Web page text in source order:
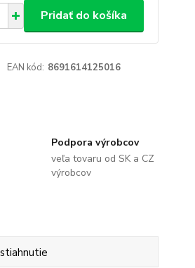
Pridať do košíka
EAN kód: 8691614125016
Podpora výrobcov
veľa tovaru od SK a CZ
výrobcov